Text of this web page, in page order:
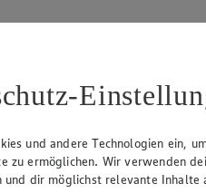
an.
und andere Technologien ein,
zu ermöglichen. Wir verwenden
und dir möglichst relevante